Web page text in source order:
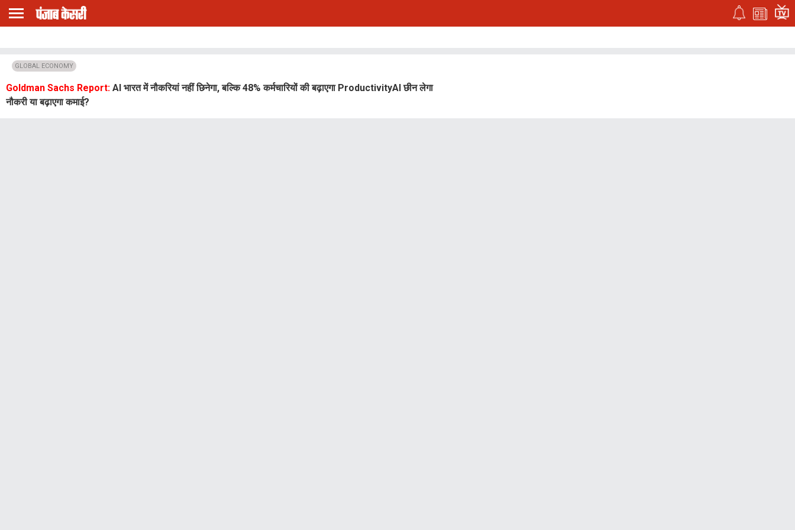
GLOBAL ECONOMY
Goldman Sachs Report: AI भारत में नौकरियां नहीं छिनेगा, बल्कि 48% कर्मचारियों की बढ़ाएगा ProductivityAI छीन लेगा
नौकरी या बढ़ाएगा कमाई?